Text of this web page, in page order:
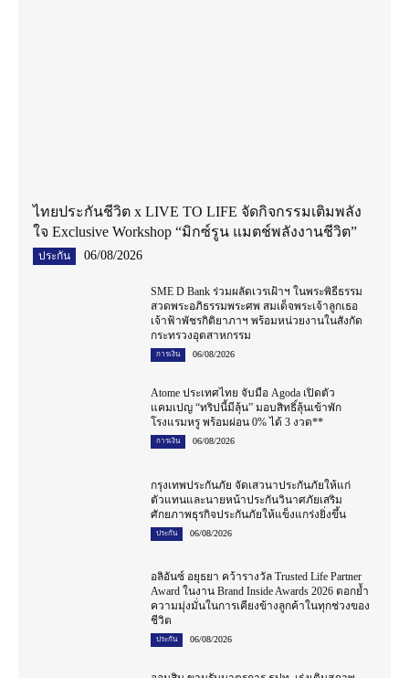
ไทยประกันชีวิต x LIVE TO LIFE จัดกิจกรรมเติมพลัง
ใจ Exclusive Workshop “มิกซ์รูน แมตช์พลังงานชีวิต”
ประกัน 06/08/2026
SME D Bank ร่วมผลัดเวรเฝ้าฯ ในพระพิธีธรรม
สวดพระอภิธรรมพระศพ สมเด็จพระเจ้าลูกเธอ
เจ้าฟ้าพัชรกิติยาภาฯ พร้อมหน่วยงานในสังกัด
กระทรวงอุตสาหกรรม
การเงิน 06/08/2026
Atome ประเทศไทย จับมือ Agoda เปิดตัว
แคมเปญ “ทริปนี้มีลุ้น” มอบสิทธิ์ลุ้นเข้าพัก
โรงแรมหรู พร้อมผ่อน 0% ได้ 3 งวด**
การเงิน 06/08/2026
กรุงเทพประกันภัย จัดเสวนาประกันภัยให้แก่
ตัวแทนและนายหน้าประกันวินาศภัยเสริม
ศักยภาพธุรกิจประกันภัยให้แข็งแกร่งยิ่งขึ้น
ประกัน 06/08/2026
อลิอันซ์ อยุธยา คว้ารางวัล Trusted Life Partner
Award ในงาน Brand Inside Awards 2026 ตอกย้ำ
ความมุ่งมั่นในการเคียงข้างลูกค้าในทุกช่วงของ
ชีวิต
ประกัน 06/08/2026